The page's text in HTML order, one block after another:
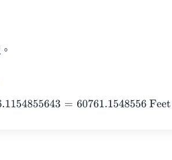
=60761.1548556 Feet